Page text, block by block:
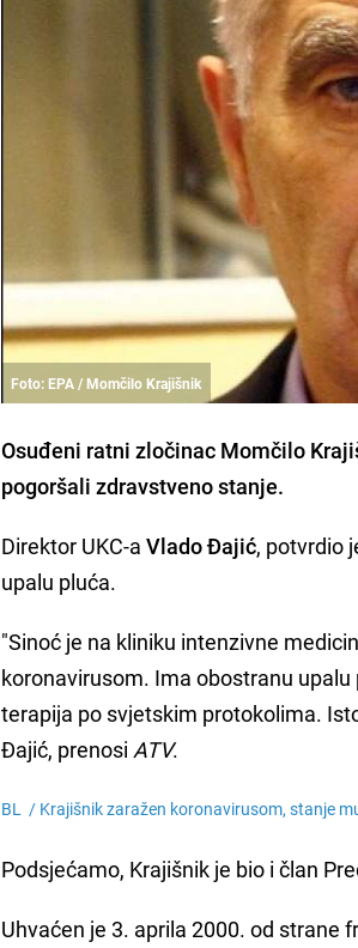
Foto: EPA / Momčilo Krajišnik
Osuđeni ratni zločinac Momčilo
pogoršali zdravstveno stanje.
Direktor UKC-aVlado Đajić, potvrdio
upalu pluća.
"Sinoć je na kliniku intenzivne
koronavirusom. Ima obostranu
terapija po svjetskim protokolima.
Đajić, prenosi ATV.
BL / Krajišnik zaražen koronavirusom, stanje
Podsjećamo, Krajišnik je bio i član
Uhvaćen je 3. aprila 2000. od strane